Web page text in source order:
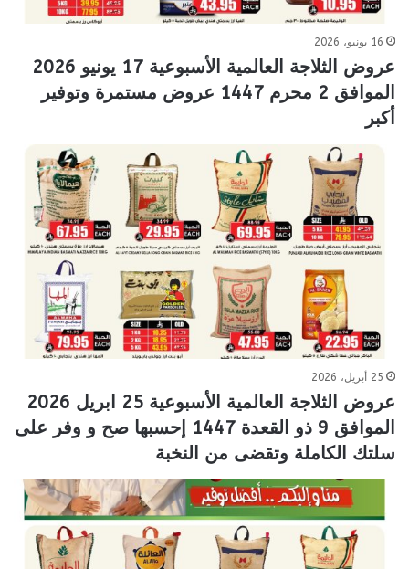
16 يونيو، 2026
عروض الثلاجة العالمية الأسبوعية 17 يونيو 2026
الموافق 2 محرم 1447 عروض مستمرة وتوفير
أكبر
25 أبريل، 2026
عروض الثلاجة العالمية الأسبوعية 25 ابريل 2026
الموافق 9 ذو القعدة 1447 إحسبها صح و وفر على
سلتك الكاملة وتقضى من النخبة